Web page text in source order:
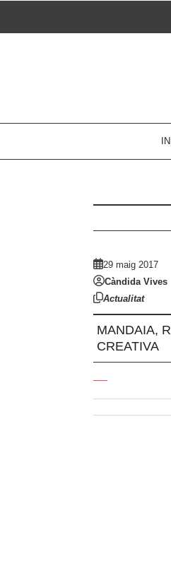
29 maig 2017
Càndida Vives
Actualitat
MANDAIA,
CREATIVA